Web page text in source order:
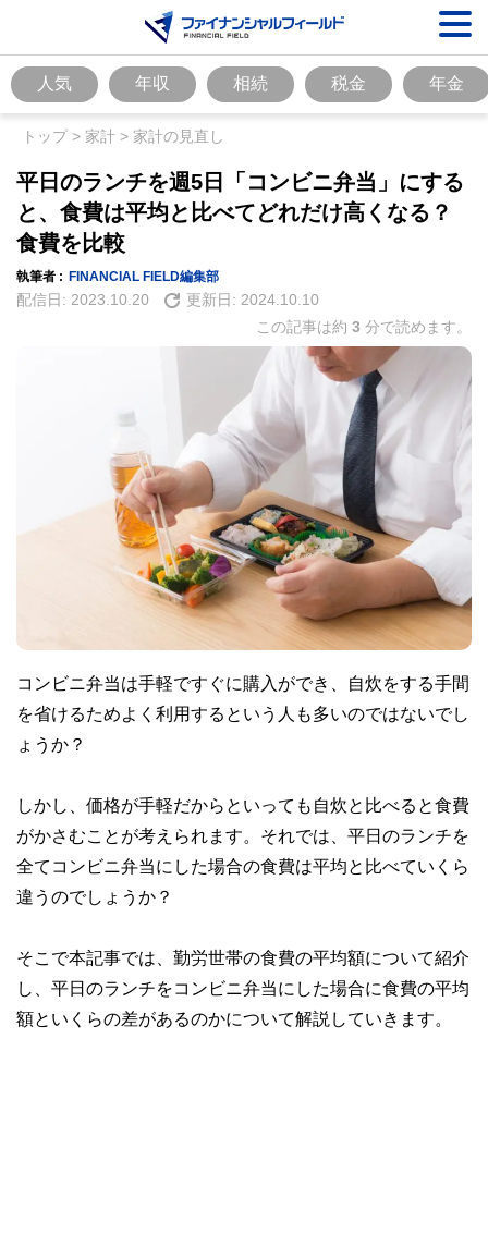
人気 年収 相続 税金 年金
トップ> 家計 > 家計の見直し
平日のランチを週5日「コンビニ弁当」にする
と、食費は平均と比べてどれだけ高くなる？
食費を比較
執筆者 : FINANCIAL FIELD編集部
配信日: 2023.10.20 更新日: 2024.10.10
この記事は約 3 分で読めます。
コンビニ弁当は手軽ですぐに購入ができ、自炊をする手間
を省けるためよく利用するという人も多いのではないでし
ょうか？
しかし、価格が手軽だからといっても自炊と比べると食費
がかさむことが考えられます。それでは、平日のランチを
全てコンビニ弁当にした場合の食費は平均と比べていくら
違うのでしょうか？
そこで本記事では、勤労世帯の食費の平均額について紹介
し、平日のランチをコンビニ弁当にした場合に食費の平均
額といくらの差があるのかについて解説していきます。